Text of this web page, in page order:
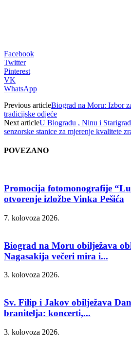
Facebook
Twitter
Pinterest
VK
WhatsApp
Previous articleBiograd na Moru: Izbor
tradicijske odjeće
Next articleU Biogradu , Ninu i
senzorske stanice za mjerenje kvalitete
POVEZANO
Promocija fotomonografije
otvorenje izložbe Vinka Pešića
7. kolovoza 2026.
Biograd na Moru obilježava
Nagasakija večeri mira i...
3. kolovoza 2026.
Sv. Filip i Jakov obilježava
branitelja: koncerti,...
3. kolovoza 2026.